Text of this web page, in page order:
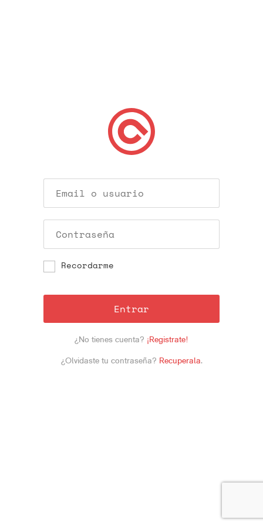
Recordarme
Entrar
¿No tienes cuenta? ¡Registrate!
¿Olvidaste tu contraseña? Recuperala.